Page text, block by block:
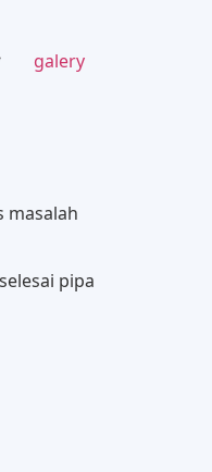
galery
masalah
pipa